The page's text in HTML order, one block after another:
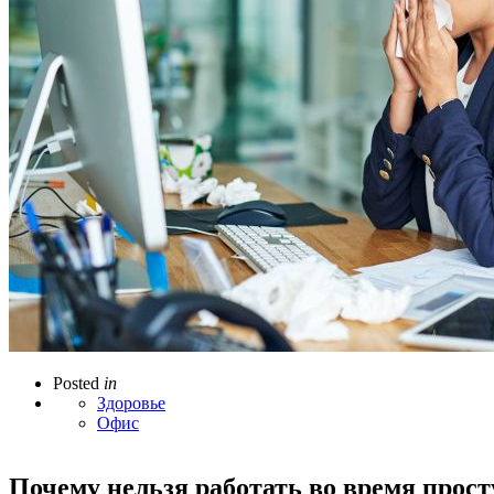
Posted in
Здоровье
Офис
Почему нельзя работать во время